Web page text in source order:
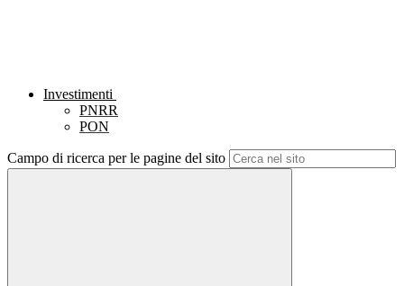
Investimenti
PNRR
PON
Campo di ricerca per le pagine del sito